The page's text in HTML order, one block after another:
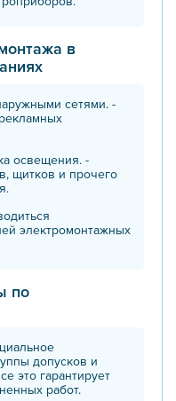
в
сетями. -
освещения. -
щитков и прочего
электромонтажных
по
допусков и
это гарантирует
работ.